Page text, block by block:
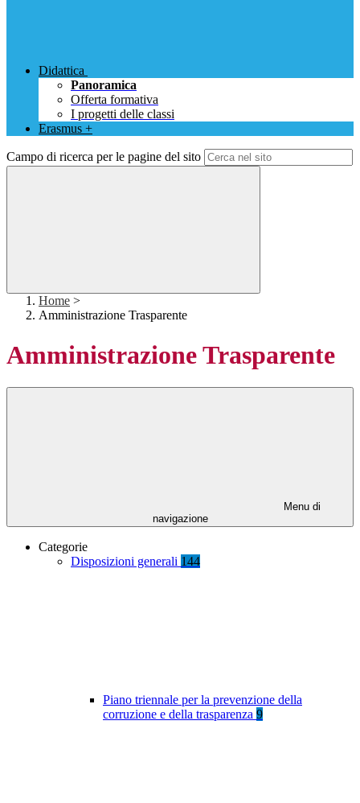
Didattica
Panoramica
Offerta formativa
I progetti delle classi
Erasmus +
Campo di ricerca per le pagine del sito
Home >
Amministrazione Trasparente
Amministrazione Trasparente
Menu di
navigazione
Categorie
Disposizioni generali 144
Piano triennale per la prevenzione della
corruzione e della trasparenza 9